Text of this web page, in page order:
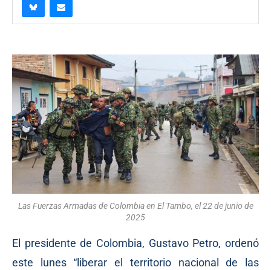
Las Fuerzas Armadas de Colombia en El Tambo, el 22 de junio de
2025
El presidente de Colombia, Gustavo Petro, ordenó
este lunes “liberar el territorio nacional de las